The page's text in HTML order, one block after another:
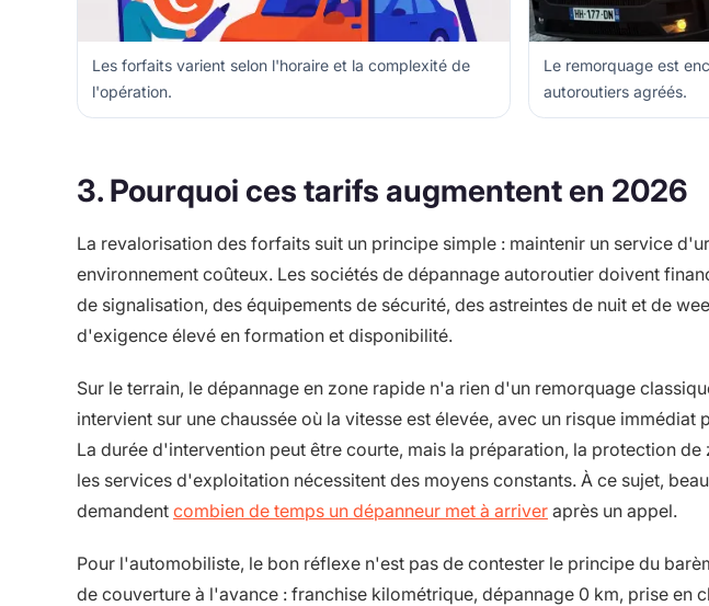
Les forfaits varient selon l'horaire et la complexité de
l'opération.
Le remorquage est
autoroutiers agréés.
3. Pourquoi ces tarifs augmentent en 2026
La revalorisation des forfaits suit un principe simple : maintenir un service
environnement coûteux. Les sociétés de dépannage autoroutier doivent
de signalisation, des équipements de sécurité, des astreintes de nuit et de
d'exigence élevé en formation et disponibilité.
Sur le terrain, le dépannage en zone rapide n'a rien d'un remorquage
intervient sur une chaussée où la vitesse est élevée, avec un risque immédiat
La durée d'intervention peut être courte, mais la préparation, la protection
les services d'exploitation nécessitent des moyens constants. À ce sujet,
demandent combien de temps un dépanneur met à arriver après un appel.
Pour l'automobiliste, le bon réflexe n'est pas de contester le principe du
de couverture à l'avance : franchise kilométrique, dépannage 0 km, prise en